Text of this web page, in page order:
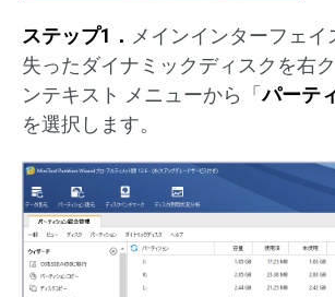
ステップ1． メインインターフェイ
失ったダイナミックディスクを右
ンテキスト メニューから「パーテ
を選択します。